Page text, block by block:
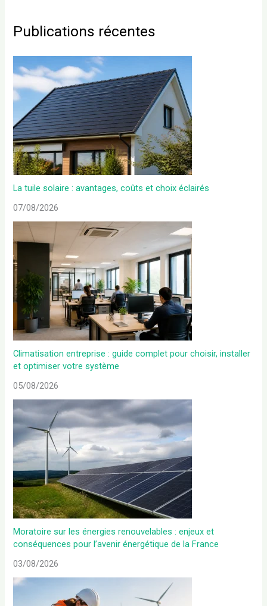
Publications récentes
La tuile solaire : avantages, coûts et choix éclairés
07/08/2026
Climatisation entreprise : guide complet pour choisir, installer
et optimiser votre système
05/08/2026
Moratoire sur les énergies renouvelables : enjeux et
conséquences pour l’avenir énergétique de la France
03/08/2026